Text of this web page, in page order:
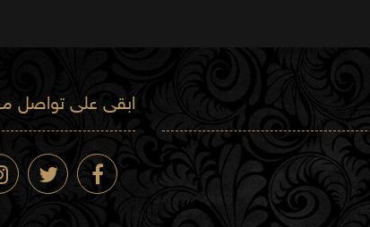
ابقى على تواصل